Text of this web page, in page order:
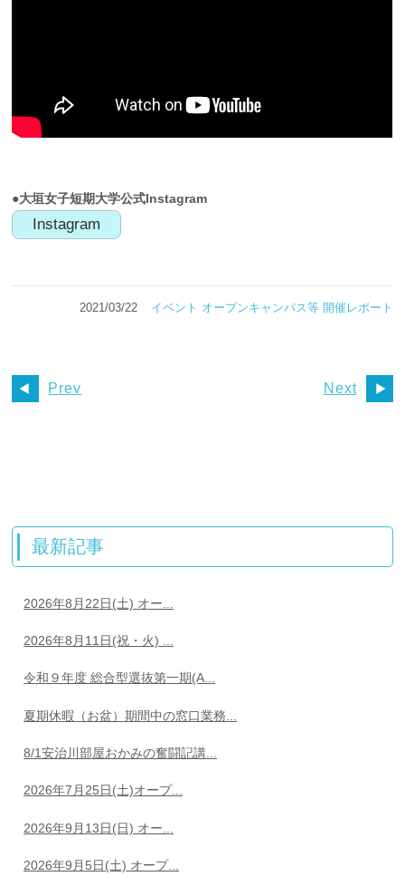
●大垣女子短期大学公式Instagram
Instagram
2021/03/22 イベント オープンキャンパス等 開催レポート
Prev Next
最新記事
2026年8月22日(土) オー...
2026年8月11日(祝・火) ...
令和９年度 総合型選抜第一期(A...
夏期休暇（お盆）期間中の窓口業務...
8/1安治川部屋おかみの奮闘記講...
2026年7月25日(土)オープ...
2026年9月13日(日) オー...
2026年9月5日(土) オープ...